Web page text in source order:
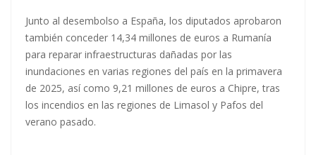
Junto al desembolso a España, los diputados aprobaron
también conceder 14,34 millones de euros a Rumanía
para reparar infraestructuras dañadas por las
inundaciones en varias regiones del país en la primavera
de 2025, así como 9,21 millones de euros a Chipre, tras
los incendios en las regiones de Limasol y Pafos del
verano pasado.